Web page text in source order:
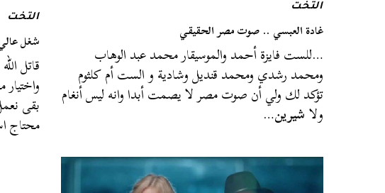
التخت
غادة العبسي .. صوت مصر الحقيقي
…للست فايزة أحمد والموسيقار محمد عبد الوهاب
ومحمد رشدي ومحمد قنديل وشادية و الست أم كلثوم
تؤكد لك ولي أن صوت مصر لا يصمت أبدا وانه ليس أنغام
ولاشيرين…
التخت
شغل
قاتل
بقى
محتاج